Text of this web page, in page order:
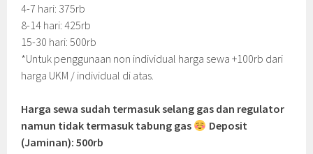
4-7 hari: 375rb
8-14 hari: 425rb
15-30 hari: 500rb
*Untuk penggunaan non individual harga sewa +100rb dari
harga UKM / individual di atas.
Harga sewa sudah termasuk selang gas dan regulator
namun tidak termasuk tabung gas
Deposit
(Jaminan): 500rb